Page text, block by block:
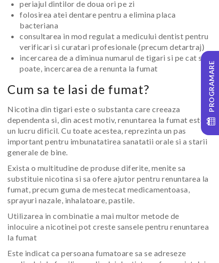
periajul dintilor de doua ori pe zi
folosirea atei dentare pentru a elimina placa
bacteriana
consultarea in mod regulat a medicului dentist pentru
verificari si curatari profesionale (precum detartraj)
incercarea de a diminua numarul de tigari si pe cat se
poate, incercarea de a renunta la fumat
Cum sa te lasi de fumat?
Nicotina din tigari este o substanta care creeaza
dependenta si, din acest motiv, renuntarea la fumat este
un lucru dificil. Cu toate acestea, reprezinta un pas
important pentru imbunatatirea sanatatii orale si a starii
generale de bine.
Exista o multitudine de produse diferite, menite sa
substituie nicotina si sa ofere ajutor pentru renuntarea la
fumat, precum guma de mestecat medicamentoasa,
sprayuri nazale, inhalatoare, pastile.
Utilizarea in combinatie a mai multor metode de
inlocuire a nicotinei pot creste sansele pentru renuntarea
la fumat
Este indicat ca persoana fumatoare sa se adreseze
PROGRAMARE